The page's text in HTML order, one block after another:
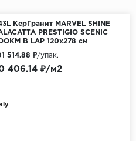
КерГранит MARVEL SHINE
PRESTIGIO SCENIC
B LAP 120x278 см
406.14 ₽/м2
514.88 ₽/упак.